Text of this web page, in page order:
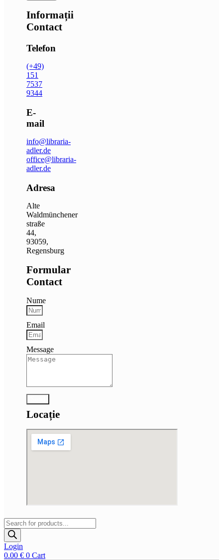
Informații
Contact
Telefon
(+49)
151
7537
9344
E-
mail
info@libraria-
adler.de
office@libraria-
adler.de
Adresa
Alte
Waldmünchener
straße
44,
93059,
Regensburg
Formular
Contact
Nume
Email
Message
Locație
Products
search
Login
0.00 € 0 Cart